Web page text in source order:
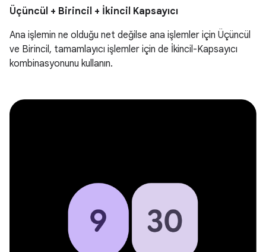
Üçüncül + Birincil + İkincil Kapsayıcı
Ana işlemin ne olduğu net değilse ana işlemler için Üçüncül
ve Birincil, tamamlayıcı işlemler için de İkincil-Kapsayıcı
kombinasyonunu kullanın.